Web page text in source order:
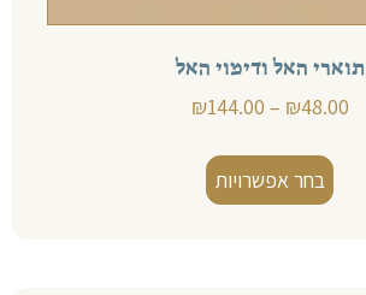
תוארי האל ודימוי האל
₪48.00
–
₪144.00
בחר אפשרויות